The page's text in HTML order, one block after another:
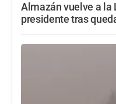
Almazán vuelve a la
presidente tras